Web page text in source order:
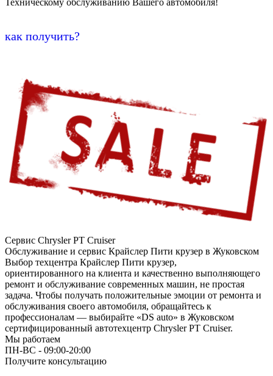
Техническому обслуживанию Вашего автомобиля!
как получить?
Сервис Chrysler PT Cruiser
Обслуживание и сервис Крайслер Пити крузер в Жуковском
Выбор техцентра Крайслер Пити крузер,
ориентированного на клиента и качественно выполняющего
ремонт и обслуживание современных машин, не простая
задача. Чтобы получать положительные эмоции от ремонта и
обслуживания своего автомобиля, обращайтесь к
профессионалам — выбирайте «DS auto» в Жуковском
сертифицированный автотехцентр Chrysler PT Cruiser.
Мы работаем
ПН-ВC - 09:00-20:00
Получите консультацию